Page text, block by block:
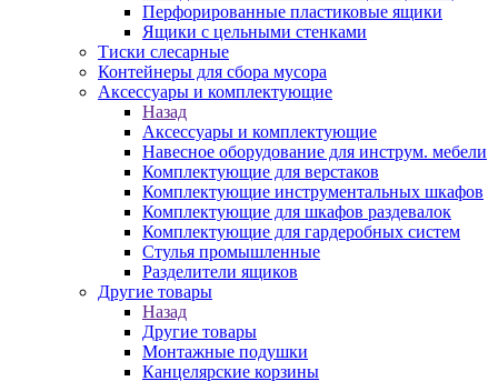
Перфорированные пластиковые ящики
Ящики с цельными стенками
Тиски слесарные
Контейнеры для сбора мусора
Аксессуары и комплектующие
Назад
Аксессуары и комплектующие
Навесное оборудование для инструм. мебели
Комплектующие для верстаков
Комплектующие инструментальных шкафов
Комплектующие для шкафов раздевалок
Комплектующие для гардеробных систем
Стулья промышленные
Разделители ящиков
Другие товары
Назад
Другие товары
Монтажные подушки
Канцелярские корзины